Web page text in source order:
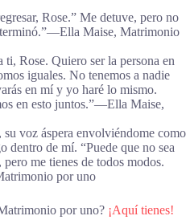
Rose.” Me detuve, pero no
Maise, Matrimonio
ti, Rose. Quiero ser la persona en
iguales. No tenemos a nadie
en mí y yo haré lo mismo.
en esto juntos.”―Ella Maise,
su voz áspera envolviéndome como
dentro de mí. “Puede que no sea
me tienes de todos modos.
por uno
por uno? ¡Aquí tienes!